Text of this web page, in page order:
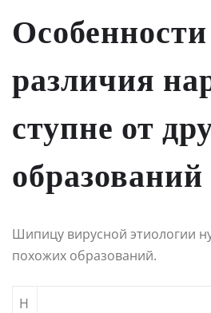
Особенности
различия
ступне от
образований
Шипицу вирусной этиологии
похожих образований.
Н